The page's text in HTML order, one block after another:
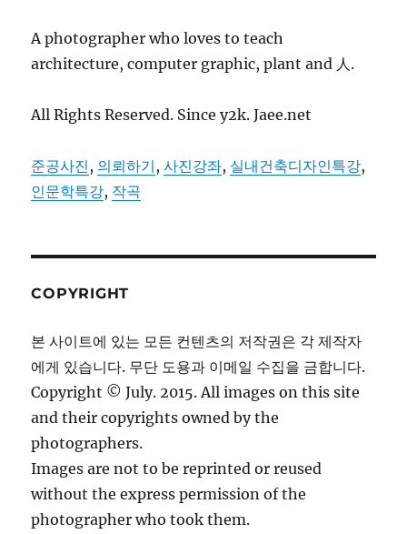
A photographer who loves to teach
architecture, computer graphic, plant and 人.
All Rights Reserved. Since y2k. Jaee.net
준공사진 , 의뢰하기 ,사진강좌, 실내건축디자인특강,
인문학특강, 작곡
COPYRIGHT
본 사이트에 있는 모든 컨텐츠의 저작권은 각 제작자
에게 있습니다. 무단 도용과 이메일 수집을 금합니다.
Copyright © July. 2015. All images on this site
and their copyrights owned by the
photographers.
Images are not to be reprinted or reused
without the express permission of the
photographer who took them.